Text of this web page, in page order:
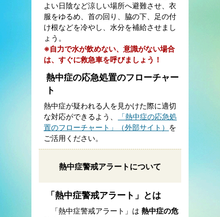
よい日陰など涼しい場所へ避難させ、衣
服をゆるめ、首の回り、脇の下、足の付
け根などを冷やし、水分を補給させまし
ょう。
※自力で水が飲めない、意識がない場合
は、すぐに救急車を呼びましょう！
熱中症の応急処置のフローチャー
ト
熱中症が疑われる人を見かけた際に適切
な対応ができるよう、
「熱中症の応急処
置のフローチャート」（外部サイト） を
ご活用ください。
熱中症警戒アラートについて
「熱中症警戒アラート」とは
「熱中症警戒アラート」は 熱中症の危